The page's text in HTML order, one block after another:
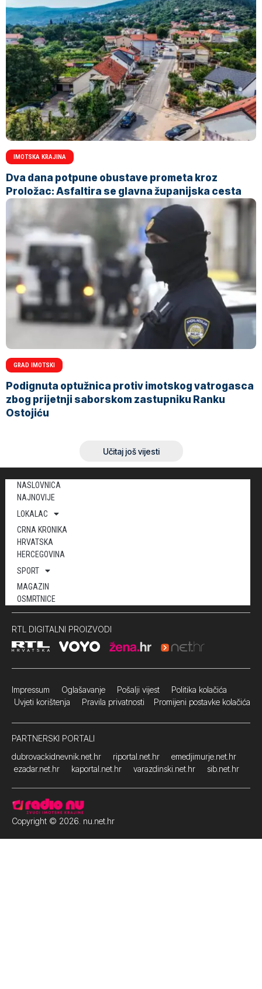
IMOTSKA KRAJINA
Dva dana potpune obustave prometa kroz
Proložac: Asfaltira se glavna županijska cesta
GRAD IMOTSKI
Podignuta optužnica protiv imotskog vatrogasca
zbog prijetnji saborskom zastupniku Ranku
Ostojiću
Učitaj još vijesti
NASLOVNICA
NAJNOVIJE
LOKALAC
CRNA KRONIKA
HRVATSKA
HERCEGOVINA
SPORT
MAGAZIN
OSMRTNICE
RTL DIGITALNI PROIZVODI
Impressum Oglašavanje Pošalji vijest Politika kolačića
Uvjeti korištenja Pravila privatnosti Promijeni postavke kolačića
PARTNERSKI PORTALI
dubrovackidnevnik.net.hr
riportal.net.hr
emedjimurje.net.hr
ezadar.net.hr
kaportal.net.hr varazdinski.net.hr sib.net.hr
Copyright © 2026. nu.net.hr